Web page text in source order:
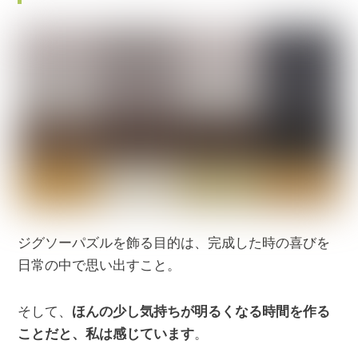
ジグソーパズルを飾る目的は、完成した時の喜びを
日常の中で思い出すこと。
そして、 ほんの少し気持ちが明るくなる時間を作る
ことだと、私は感じています。